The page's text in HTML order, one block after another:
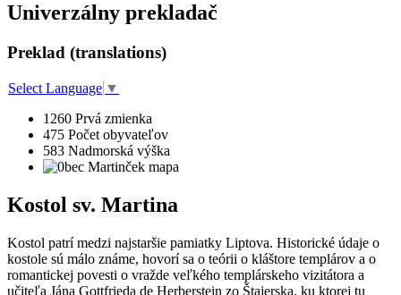
Univerzálny prekladač
Preklad (translations)
Select Language ▼
1260 Prvá zmienka
475 Počet obyvateľov
583 Nadmorská výška
Kostol sv. Martina
Kostol patrí medzi najstaršie pamiatky Liptova. Historické údaje o
kostole sú málo známe, hovorí sa o teórii o kláštore templárov a o
romantickej povesti o vražde veľkého templárskeho vizitátora a
učiteľa Jána Gottfrieda de Herberstein zo Štajerska, ku ktorej tu